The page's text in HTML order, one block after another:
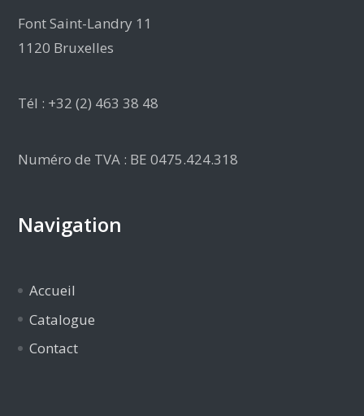
Font Saint-Landry 11
1120 Bruxelles
Tél : +32 (2) 463 38 48
Numéro de TVA : BE 0475.424.318
Navigation
Accueil
Catalogue
Contact